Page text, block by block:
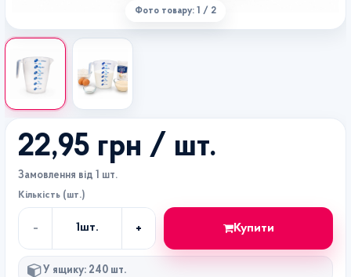
Фото товару: 1 / 2
22,95 грн / шт.
Замовлення від 1 шт.
Кількість (шт.)
- 1шт. + Купити
У ящику: 240 шт.